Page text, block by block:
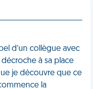
d’un collègue avec
à sa place
je découvre que ce
la